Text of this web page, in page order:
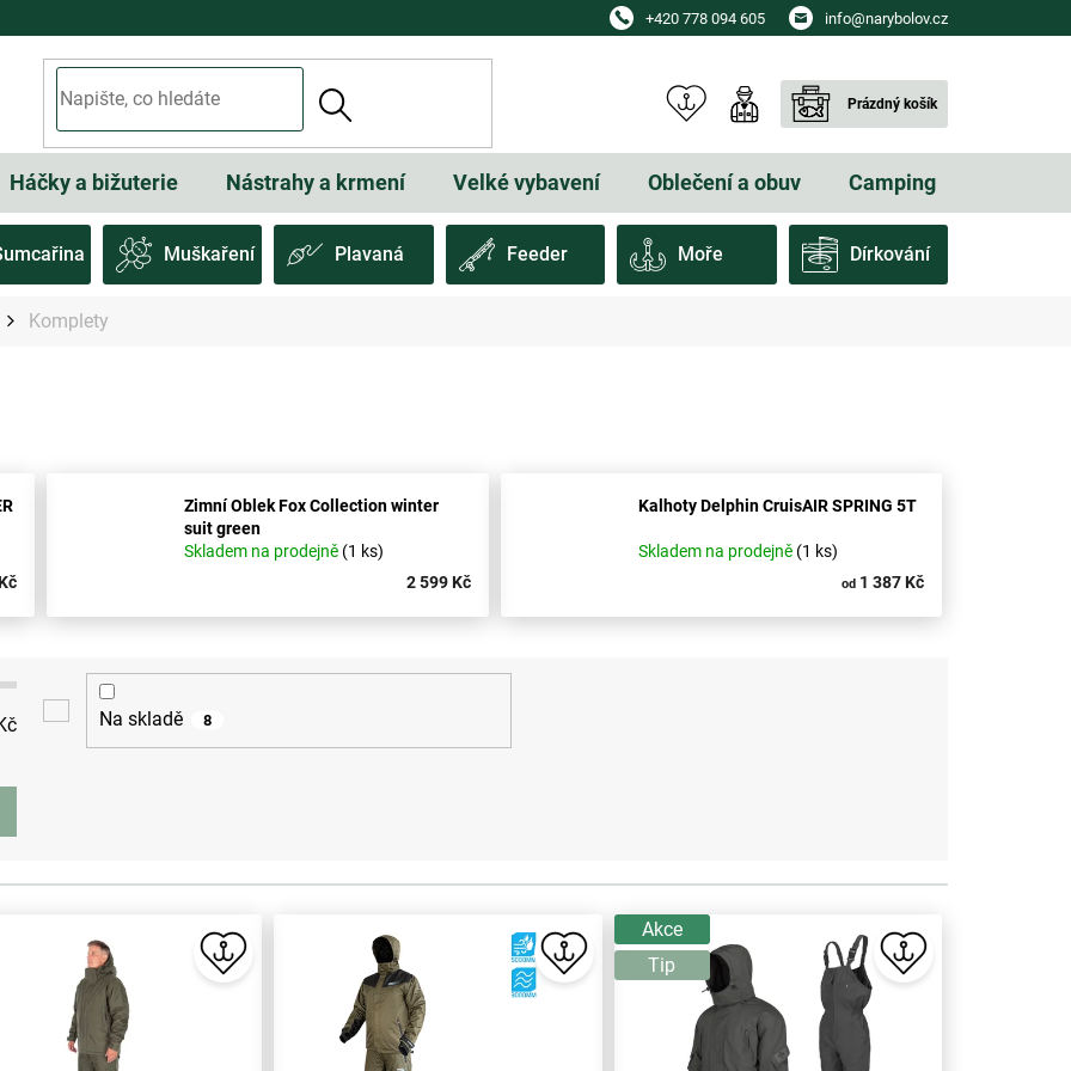
+420 778 094 605 info@narybolov.cz
NÁKUPNÍ
Prázdný košík
Háčky a bižuterie Nástrahy a krmení Velké vybavení Oblečení a obuv Camping
Muškaření Plavaná Feeder Moře Dírkování
Komplety
Zimní Oblek Fox Collection winter
suit green
Skladem na prodejně (1 ks)
2 599 Kč
Kalhoty Delphin CruisAIR SPRING 5T
Skladem na prodejně (1 ks)
od1 387 Kč
Na skladě 8
Akce
Tip